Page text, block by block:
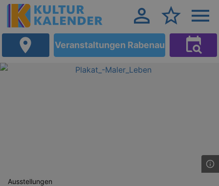
Veranstaltungen Rabenau
Ausstellungen